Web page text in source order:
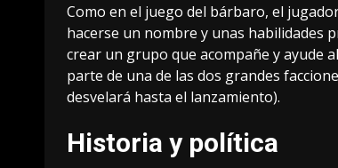
Como en el juego del bárbaro, el
hacerse un nombre y unas habilidades
crear un grupo que acompañe y ayude
parte de una de las dos grandes
desvelará hasta el lanzamiento).
Historia y política